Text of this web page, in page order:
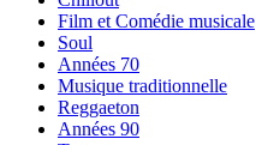
Film et Comédie musicale
Soul
Années 70
Musique traditionnelle
Reggaeton
Années 90